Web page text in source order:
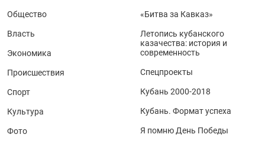
Общество
Власть
Экономика
Происшествия
Спорт
Культура
Фото
«Битва за Кавказ»
Летопись кубанского
казачества: история и
современность
Спецпроекты
Кубань 2000-2018
Кубань. Формат успеха
Я помню День Победы